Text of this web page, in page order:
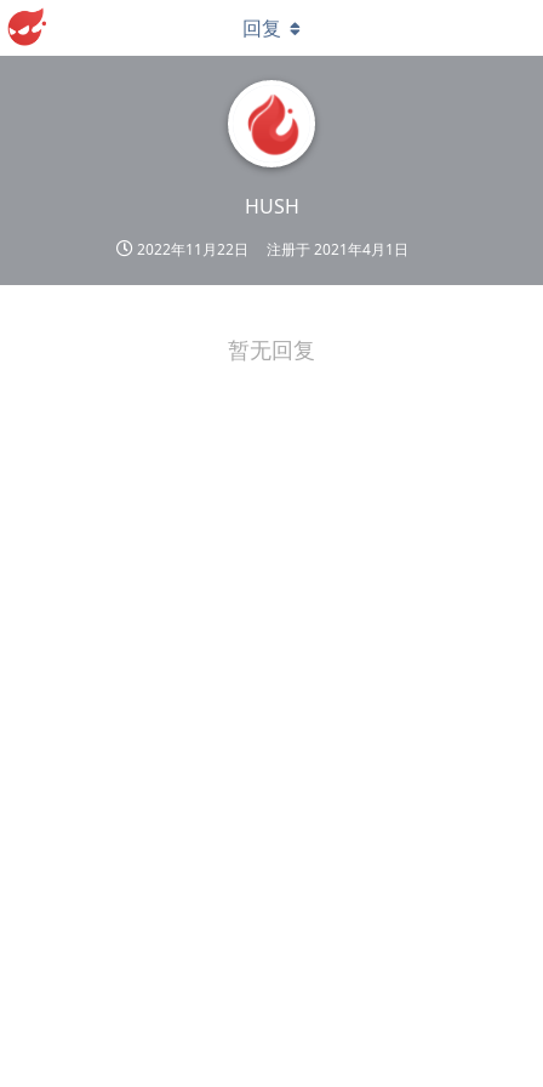
HUSH
2022年11月22日 注册于2021年4月1日
回复
暂无回复